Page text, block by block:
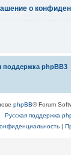
о
поддержка phpBB3
phpBB® Forum
Русская поддержка
|